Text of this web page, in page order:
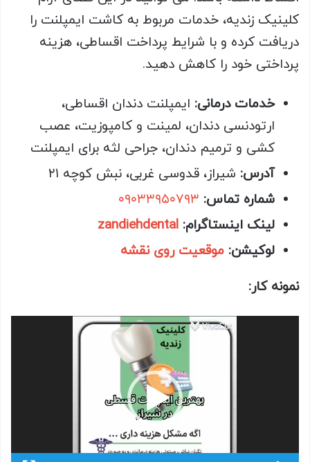
کلینیک زندیه، خدمات مربوط به کاشت ایمپلنت را
دریافت کرده و با شرایط پرداخت اقساطی، هزینه
پرداختی خود را کاهش دهید.
خدمات درمانی: ایمپلنت دندان اقساطی،
ارتودنسی دندان، لمینت و کامپوزیت، عصب
کشی و ترمیم دندان، جراحی لثه برای ایمپلنت
آدرس: شیراز، قدوسی غربی، نبش کوچه ۲۱
شماره تماس: ۰۹۰۳۳۹۵۰۷۹۳
لینک اینستاگرام: zandiehdental
لوکیشن: موقعیت روی نقشه
نمونه کار:
نمایشگر
ویدیو